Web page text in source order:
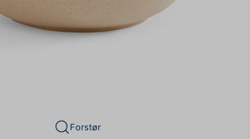
Forstør